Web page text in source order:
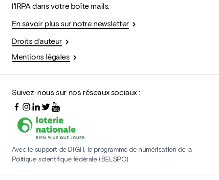
l'IRPA dans votre boîte mails.
En savoir plus sur notre newsletter
Droits d'auteur
Mentions légales
Suivez-nous sur nos réseaux sociaux :
Avec le support de DIGIT, le programme de numérisation de la
Politique scientifique fédérale (BELSPO)